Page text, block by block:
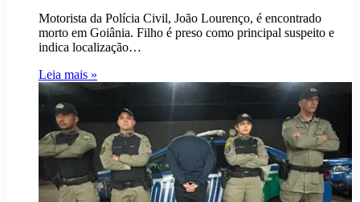
Motorista da Polícia Civil, João Lourenço, é encontrado
morto em Goiânia. Filho é preso como principal suspeito e
indica localização…
Leia mais »